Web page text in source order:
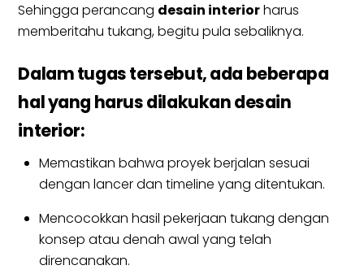
Sehingga perancang desain interiorharus
memberitahu tukang, begitu pula sebaliknya.
Dalam tugas tersebut, ada beberapa
hal yang harus dilakukan desain
interior:
Memastikan bahwa proyek berjalan sesuai
dengan lancer dan timeline yang ditentukan.
Mencocokkan hasil pekerjaan tukang dengan
konsep atau denah awal yang telah
direncanakan.